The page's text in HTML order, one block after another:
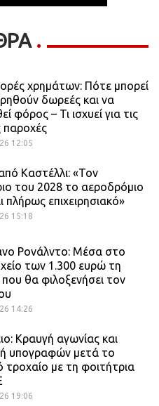
χρημάτων: Πότε μπορεί
δωρεές και να
φόρος – Τι ισχυεί για τις
παροχές
12:05
Καστέλλι: «Τον
του 2028 το αεροδρόμιο
πλήρως επιχειρησιακό»
15:18
Ρονάλντο: Μέσα στο
των 1.300 ευρώ τη
θα φιλοξενήσει τον
14:26
Κραυγή αγωνίας και
υπογραφών μετά το
τροχαίο με τη φοιτήτρια
19:06